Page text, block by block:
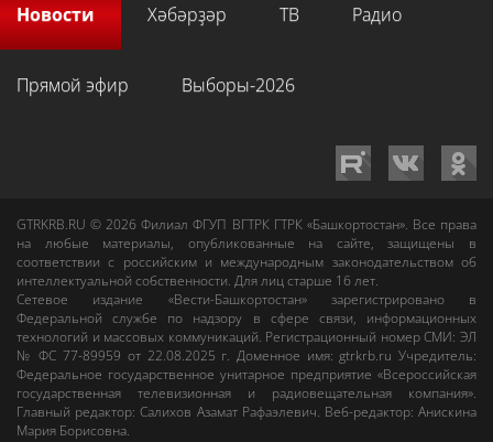
Новости Хәбәрҙәр ТВ Радио
Прямой эфир Выборы-2026
GTRKRB.RU © 2026Филиал ФГУП ВГТРК ГТРК «Башкортостан». Все права
на любые материалы, опубликованные на сайте, защищены в
соответствии с российским и международным законодательством об
интеллектуальной собственности. Для лиц старше 16 лет.
Сетевое издание «Вести-Башкортостан»зарегистрировано в
Федеральной службе по надзору в сфере связи, информационных
технологий и массовых коммуникаций. Регистрационный номер СМИ: ЭЛ
№ ФС 77-89959 от 22.08.2025 г. Доменное имя:gtrkrb.ru Учредитель:
Федеральное государственное унитарное предприятие «Всероссийская
государственная телевизионная и радиовещательная компания».
Главный редактор:Салихов Азамат Рафаэлевич. Веб-редактор:Анискина
Мария Борисовна.